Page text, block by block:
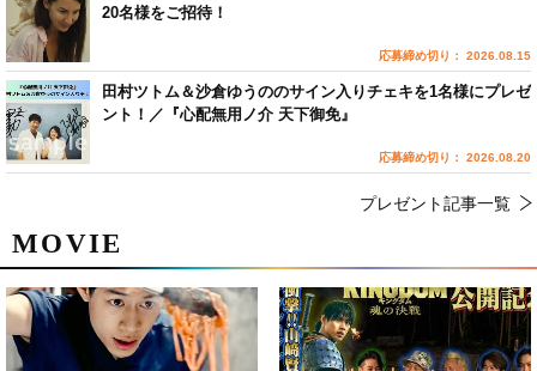
MOVIE
20名様をご招待！
応募締め切り： 2026.08.15
田村ツトム＆沙倉ゆうののサイン入りチェキを1名様にプレゼ
ント！／『心配無用ノ介 天下御免』
応募締め切り： 2026.08.20
プレゼント記事一覧